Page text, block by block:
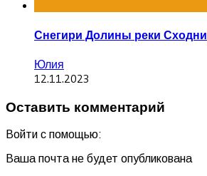
Снегири Долины реки Сходни
Юлия
12.11.2023
Оставить комментарий
Войти с помощью:
Ваша почта не будет опубликована